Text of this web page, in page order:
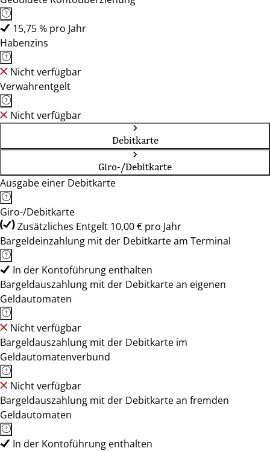
15,75 % pro Jahr
Habenzins
Nicht verfügbar
Verwahrentgelt
Nicht verfügbar
Debitkarte
Giro-/Debitkarte
Ausgabe einer Debitkarte
Giro-/Debitkarte
Zusätzliches Entgelt 10,00 € pro Jahr
Bargeldeinzahlung mit der Debitkarte am Terminal
In der Kontoführung enthalten
Bargeldauszahlung mit der Debitkarte an eigenen
Geldautomaten
Nicht verfügbar
Bargeldauszahlung mit der Debitkarte im
Geldautomatenverbund
Nicht verfügbar
Bargeldauszahlung mit der Debitkarte an fremden
Geldautomaten
In der Kontoführung enthalten